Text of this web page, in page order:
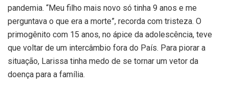
pandemia. “Meu filho mais novo só tinha 9 anos e me
perguntava o que era a morte”, recorda com tristeza. O
primogênito com 15 anos, no ápice da adolescência, teve
que voltar de um intercâmbio fora do País. Para piorar a
situação, Larissa tinha medo de se tornar um vetor da
doença para a família.